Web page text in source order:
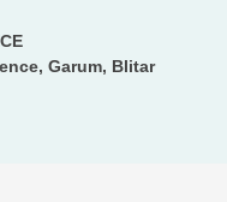
Garum, Blitar